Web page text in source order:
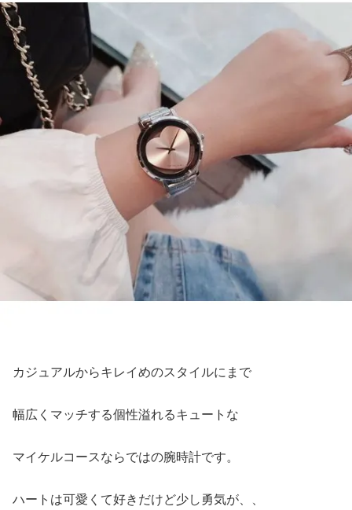
カジュアルからキレイめのスタイルにまで
幅広くマッチする個性溢れるキュートな
マイケルコースならではの腕時計です。
ハートは可愛くて好きだけど少し勇気が、、